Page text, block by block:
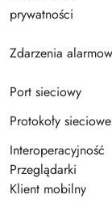
prywatności
Zdarzenia
Port sieciowy
Protokoły sieciowe
Interoperacyjność
Przeglądarki
Klient mobilny